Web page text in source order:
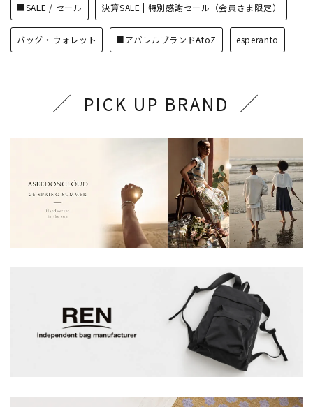
■SALE / セール 決算SALE | 特別感謝セール（会員さま限定）
バッグ・ウォレット ■アパレルブランドAtoZ esperanto
PICK UP BRAND